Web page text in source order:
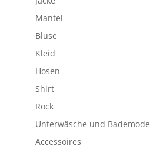
Mantel
Bluse
Kleid
Hosen
Shirt
Rock
Unterwäsche und Bademode
Accessoires